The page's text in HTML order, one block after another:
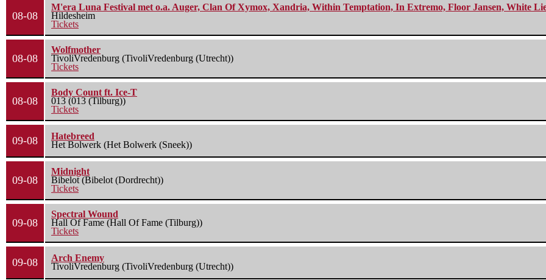
08-08
M'era Luna Festival met o.a. Auger, Clan Of Xymox, Xandria, Within Temptation, In Extremo, Floor Jansen, White
Hildesheim
Tickets
08-08
Wolfmother
TivoliVredenburg (TivoliVredenburg (Utrecht))
Tickets
08-08
Body Count ft. Ice-T
013 (013 (Tilburg))
Tickets
09-08
Hatebreed
Het Bolwerk (Het Bolwerk (Sneek))
09-08
Midnight
Bibelot (Bibelot (Dordrecht))
Tickets
09-08
Spectral Wound
Hall Of Fame (Hall Of Fame (Tilburg))
Tickets
09-08
Arch Enemy
TivoliVredenburg (TivoliVredenburg (Utrecht))